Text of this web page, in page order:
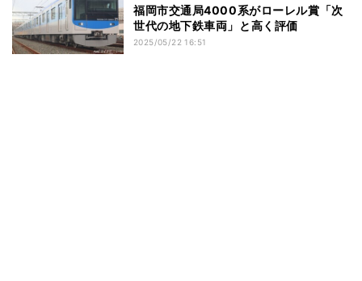
福岡市交通局4000系がローレル賞「次
世代の地下鉄車両」と高く評価
2025/05/22 16:51